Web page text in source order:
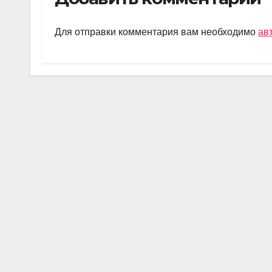
gr
a
s
A
p
o
kl
ss
а
в
ть
Для отправки комментария вам необходимо